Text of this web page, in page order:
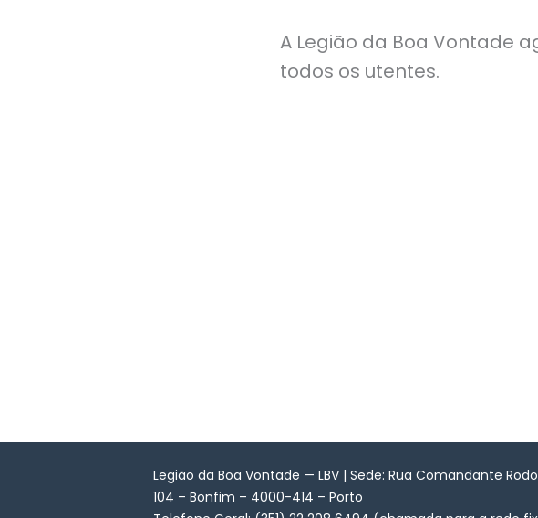
A Legião da Boa Vontade
todos os utentes.
Legião da Boa Vontade — LBV | Sede: Rua Comandante
104 – Bonfim – 4000-414 – Porto